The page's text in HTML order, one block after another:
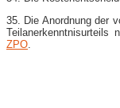
35. Die Anordnung der
Teilanerkenntnisurteils
ZPO